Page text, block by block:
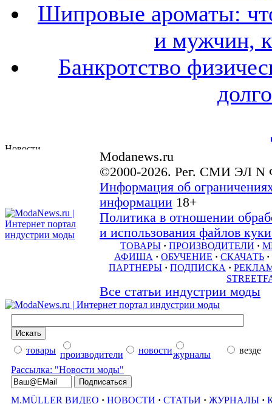
Шипровые ароматы:
и мужчин,
Банкротство
Modanews.ru
©2000-2026. Рег. СМИ ЭЛ N
Информация об
информации 18+
Политика в отношении
и использования файлов
ТОВАРЫ · ПРОИЗВОДИТЕЛИ ·
АФИША · ОБУЧЕНИЕ · СКАЧАТЬ ·
ПАРТНЕРЫ · ПОДПИСКА ·
Все статьи индустрии моды
товары производители новостижурналы
везде
Рассылка: "Новости моды"
M.MÜLLER ВИДЕО · НОВОСТИ · СТАТЬИ · ЖУРНАЛЫ ·